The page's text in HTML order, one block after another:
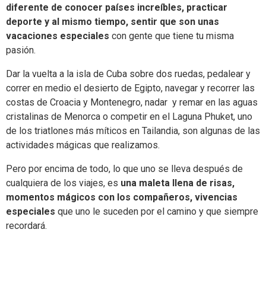
diferente de conocer países increíbles, practicar
deporte y al mismo tiempo, sentir que son unas
vacaciones especiales con gente que tiene tu misma
pasión.
Dar la vuelta a la isla de Cuba sobre dos ruedas, pedalear y
correr en medio el desierto de Egipto, navegar y recorrer las
costas de Croacia y Montenegro, nadar y remar en las aguas
cristalinas de Menorca o competir en el Laguna Phuket, uno
de los triatlones más míticos en Tailandia, son algunas de las
actividades mágicas que realizamos.
Pero por encima de todo, lo que uno se lleva después de
cualquiera de los viajes, es una maleta llena de risas,
momentos mágicos con los compañeros, vivencias
especiales que uno le suceden por el camino y que siempre
recordará.